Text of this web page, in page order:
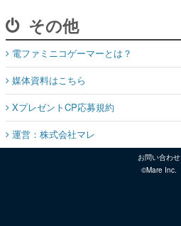
その他
電ファミニコゲーマーとは？
媒体資料はこちら
XプレゼントCP応募規約
運営：株式会社マレ
お問い合わせ
©Mare Inc.